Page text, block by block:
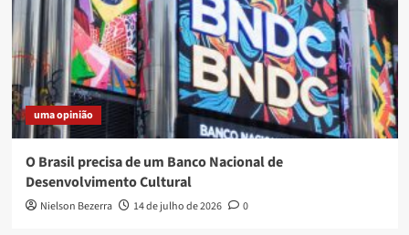
uma opinião
O Brasil precisa de um Banco Nacional de
Desenvolvimento Cultural
Nielson Bezerra 14 de julho de 2026 0